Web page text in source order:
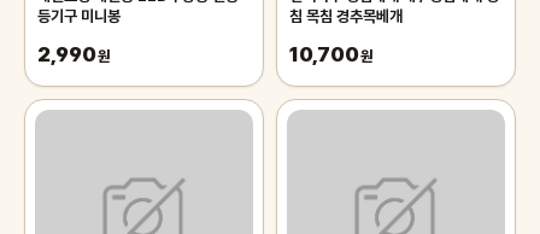
등기구 미니봉
2,990원
침 목침 경추목베개
10,700원